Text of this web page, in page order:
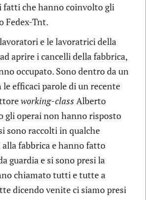
fatti che hanno coinvolto gli
Fedex-Tnt.
e le lavoratrici della
aprire i cancelli della fabbrica,
occupato. Sono dentro da un
le efficaci parole di un recente
working-class Alberto
gli operai non hanno risposto
sono raccolti in qualche
fabbrica e hanno fatto
guardia e si sono presi la
chiamato tutti e tutte a
dicendo venite ci siamo presi